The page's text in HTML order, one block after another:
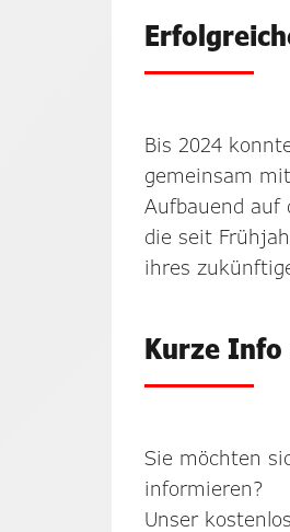
Bis 2024
gemeinsam
Aufbauend auf
die seit
ihres
Kurze Info
Sie möchten
informieren?
Unser